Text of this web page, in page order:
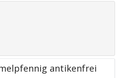
antikenfrei